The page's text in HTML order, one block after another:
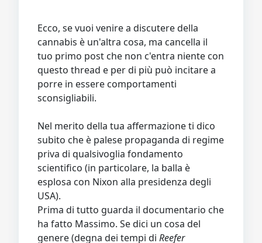
Ecco, se vuoi venire a discutere della
cannabis è un'altra cosa, ma cancella il
tuo primo post che non c'entra niente con
questo thread e per di più può incitare a
porre in essere comportamenti
sconsigliabili.
Nel merito della tua affermazione ti dico
subito che è palese propaganda di regime
priva di qualsivoglia fondamento
scientifico (in particolare, la balla è
esplosa con Nixon alla presidenza degli
USA).
Prima di tutto guarda il documentario che
ha fatto Massimo. Se dici un cosa del
genere (degna dei tempi di Reefer